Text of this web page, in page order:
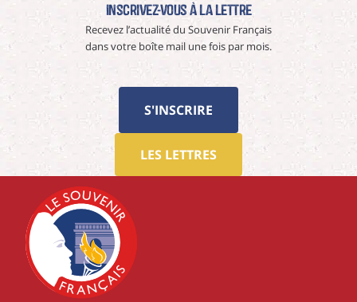
Inscrivez-vous à La Lettre
Recevez l’actualité du Souvenir Français
dans votre boîte mail une fois par mois.
S'INSCRIRE
LES LETTRES